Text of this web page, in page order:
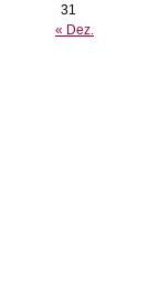
31
« Dez.